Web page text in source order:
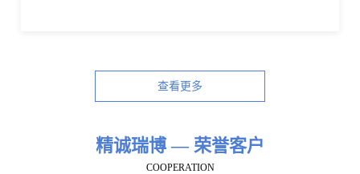
查看更多
精诚瑞博 — 荣誉客户
COOPERATION